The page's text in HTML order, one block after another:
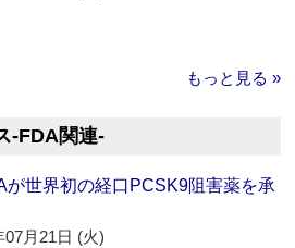
もっと見る »
‐FDA関連‐
が世界初の経口PCSK9阻害薬を承
07月21日 (火)